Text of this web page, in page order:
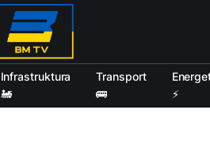
Infrastruktura
🚂
Transport
🚌
⚡